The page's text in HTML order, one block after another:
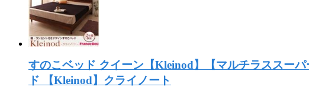
すのこベッド クイーン【Kleinod】【マルチラススー
ド 【Kleinod】クライノート